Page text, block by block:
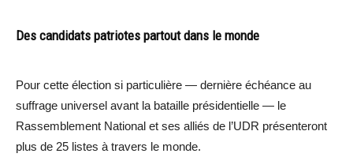
Des candidats patriotes partout dans le monde
Pour cette élection si particulière — dernière échéance au
suffrage universel avant la bataille présidentielle — le
Rassemblement National et ses alliés de l’UDR présenteront
plus de 25 listes à travers le monde.